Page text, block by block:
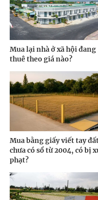
Mua lại nhà ở xã hội đang
thuê theo giá nào?
Mua bằng giấy viết tay
chưa có sổ từ 2004, có bị
phạt?